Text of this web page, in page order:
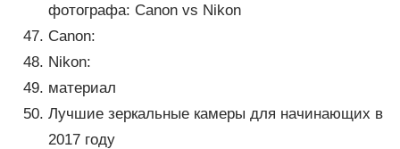
фотографа: Canon vs Nikon
Canon:
Nikon:
материал
Лучшие зеркальные камеры для начинающих в
2017 году